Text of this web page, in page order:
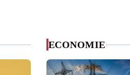
ECONOMIE